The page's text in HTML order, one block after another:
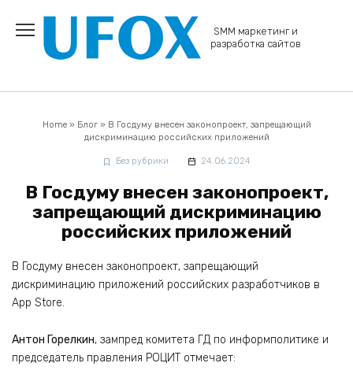
содержанию
SMM маркетинг и
разработка сайтов
Home» Блог» В Госдуму внесен законопроект, запрещающий
дискриминацию российских приложений
Без рубрики 24.06.2024
В Госдуму внесен законопроект,
запрещающий дискриминацию
российских приложений
В Госдуму внесен законопроект, запрещающий
дискриминацию приложений российских разработчиков в
App Store.
Антон Горелкин, зампред комитета ГД по информполитике и
председатель правления РОЦИТ отмечает: